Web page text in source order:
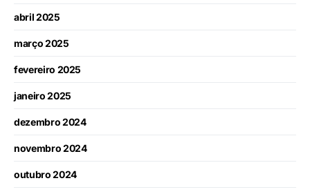
abril 2025
março 2025
fevereiro 2025
janeiro 2025
dezembro 2024
novembro 2024
outubro 2024